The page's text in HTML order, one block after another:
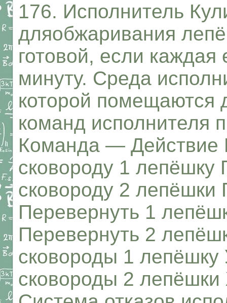
176. Исполнитель
дляобжаривания
готовой, если
минуту. Среда
которой помещаются
команд исполнителя
Команда — Действие
сковороду 1 лепёшку
сковороду 2 лепёшки
Перевернуть 1
Перевернуть 2
сковороды 1 лепёшку
сковороды 2